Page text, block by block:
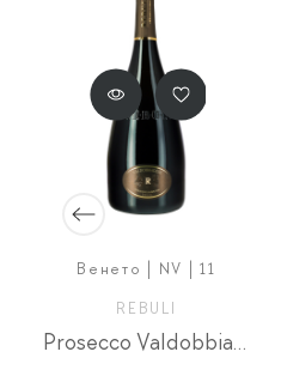
Венето | NV | 11
REBULI
Prosecco Valdobbiadene Extra dry